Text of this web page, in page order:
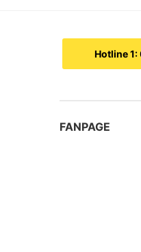
Hotline
FANPAGE